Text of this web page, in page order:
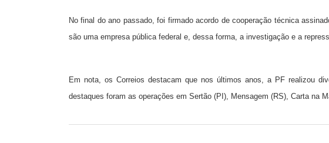
No final do ano passado, foi firmado acordo de cooperação técnica
são uma empresa pública federal e, dessa forma, a investigação e a
Em nota, os Correios destacam que nos últimos anos, a PF realizou
destaques foram as operações em Sertão (PI), Mensagem (RS), Carta na